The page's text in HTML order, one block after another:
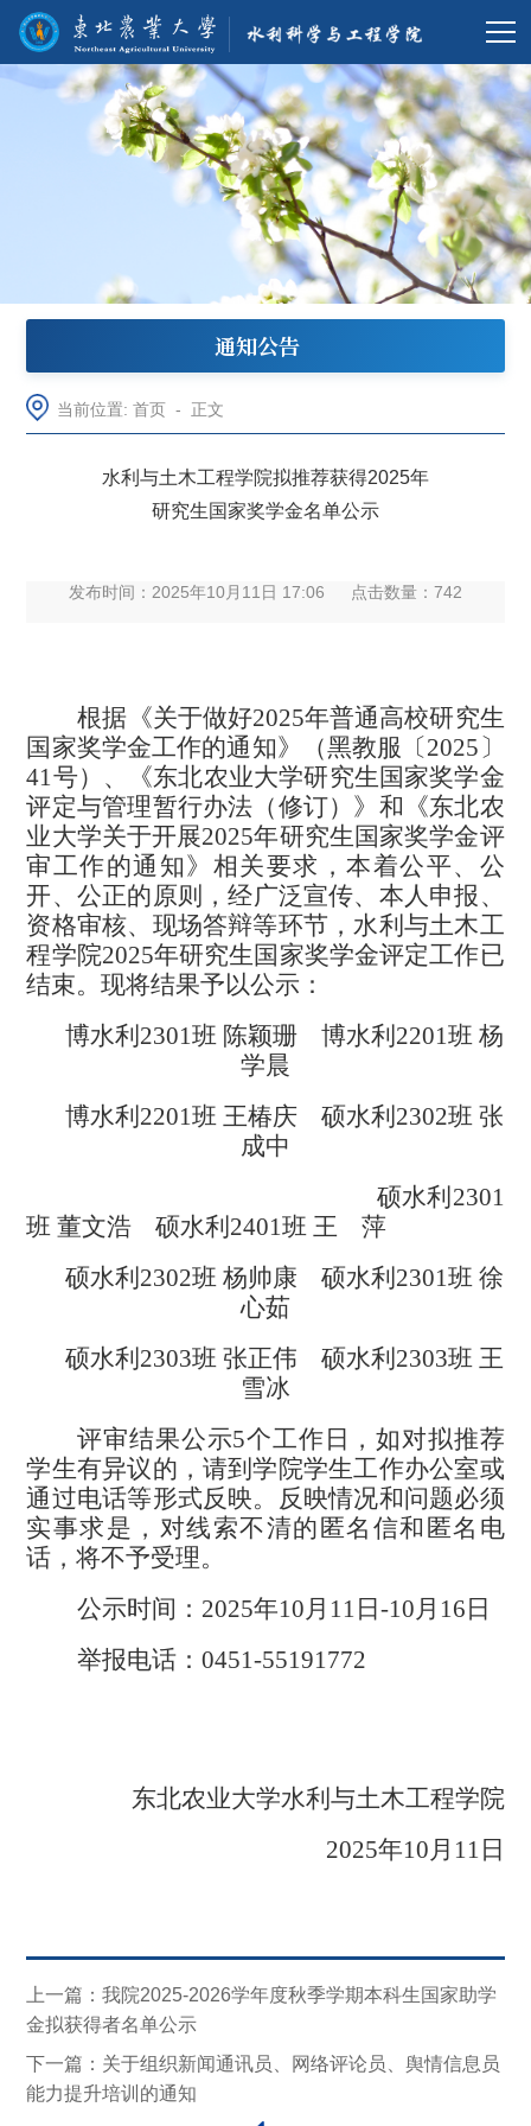
通知公告
当前位置:首页 - 正文
水利与土木工程学院拟推荐获得2025年
研究生国家奖学金名单公示
发布时间：2025年10月11日 17:06 点击数量： 742
根据《关于做好2025年普通高校研究生
国家奖学金工作的通知》（黑教服〔2025〕
41号）、《东北农业大学研究生国家奖学金
评定与管理暂行办法（修订）》和 《东北农
业大学关于开展2025年研究生国家奖学金评
审工作的通知》 相关要求，本着公平、公
开、公正的原则，经广泛宣传、本人申报、
资格审核、现场答辩等环节，水利与土木工
程学院2025年研究生国家奖学金评定工作已
结束。现将结果予以公示：
博水利 2301班 陈颖珊 博水利 2201班杨
学晨
博水利 2201班 王椿庆 硕水利 2302班 张
成中
硕水利 2301
班 董文浩 硕水利 2401班 王 萍
硕水利 2302班 杨帅康 硕水利 2301班 徐
心茹
硕水利 2303班 张正伟 硕水利 2303班 王
雪冰
评审结果公示5个工作日，如对拟推荐
学生有异议的，请到学院学生工作办公室或
通过电话等形式反映。反映情况和问题必须
实事求是，对线索不清的匿名信和匿名电
话，将不予受理。
公示时间： 2025年10 月 11 日-10 月 16 日
举报电话：0451-55191772
东北农业大学水利与土木工程学院
2025年10 月 11 日
上一篇：我院2025-2026学年度秋季学期本科生国家助学
金拟获得者名单公示
下一篇：关于组织新闻通讯员、网络评论员、舆情信息员
能力提升培训的通知